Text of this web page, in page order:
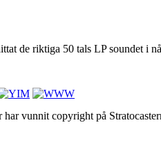
de riktiga 50 tals LP soundet i
har vunnit copyright på